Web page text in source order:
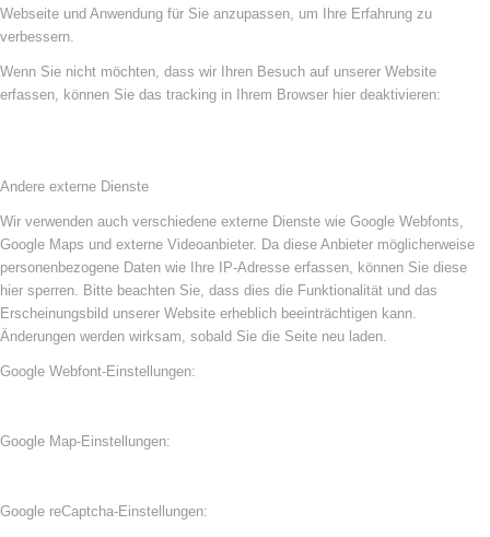
Webseite und Anwendung für Sie anzupassen, um Ihre Erfahrung zu
verbessern.
Wenn Sie nicht möchten, dass wir Ihren Besuch auf unserer Website
erfassen, können Sie das tracking in Ihrem Browser hier deaktivieren:
Andere externe Dienste
Wir verwenden auch verschiedene externe Dienste wie Google Webfonts,
Google Maps und externe Videoanbieter. Da diese Anbieter möglicherweise
personenbezogene Daten wie Ihre IP-Adresse erfassen, können Sie diese
hier sperren. Bitte beachten Sie, dass dies die Funktionalität und das
Erscheinungsbild unserer Website erheblich beeinträchtigen kann.
Änderungen werden wirksam, sobald Sie die Seite neu laden.
Google Webfont-Einstellungen:
Google Map-Einstellungen:
Google reCaptcha-Einstellungen: